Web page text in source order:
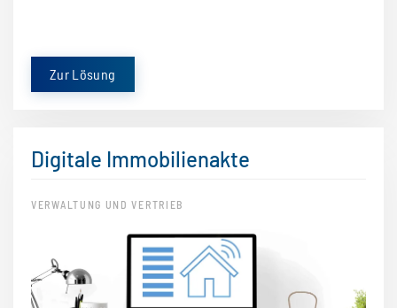
Zur Lösung
Digitale Immobilienakte
VERWALTUNG UND VERTRIEB